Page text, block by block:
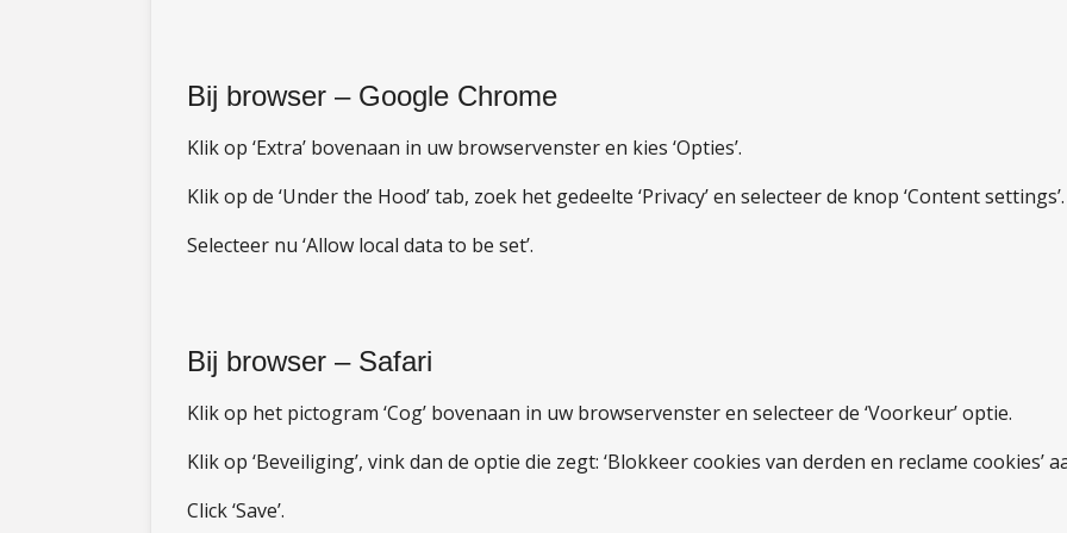
Bij browser – Google Chrome
Klik op ‘Extra’ bovenaan in uw browservenster en kies ‘Opties’.
Klik op de ‘Under the Hood’ tab, zoek het gedeelte ‘Privacy’ en selecteer de knop ‘Content settings’.
Selecteer nu ‘Allow local data to be set’.
Bij browser – Safari
Klik op het pictogram ‘Cog’ bovenaan in uw browservenster en selecteer de ‘Voorkeur’ optie.
Klik op ‘Beveiliging’, vink dan de optie die zegt: ‘Blokkeer cookies van derden en reclame cookies’
Click ‘Save’.